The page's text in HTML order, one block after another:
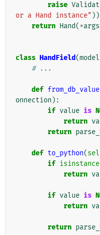
raise
or a Hand instance" ))
return Hand(*args
class HandField(
# ...
def from_db_value
onnection ):
if value is
return
return
def to_python(
if isinstance
return
if value is
return
return